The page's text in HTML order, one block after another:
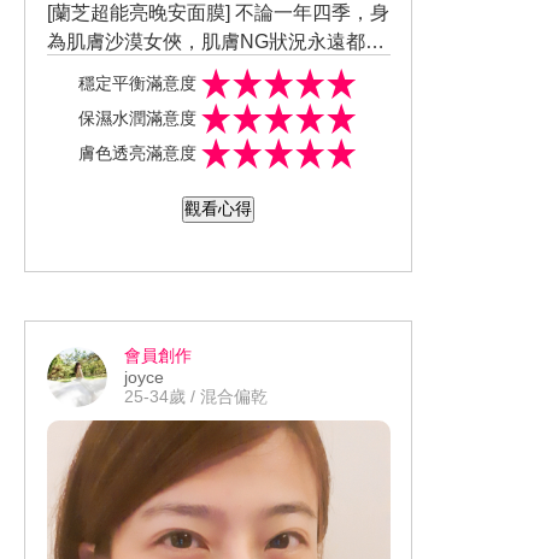
[蘭芝超能亮晚安面膜] 不論一年四季，身
為肌膚沙漠女俠，肌膚NG狀況永遠都是
讓人崩潰的脫皮乾裂起屑，使用產品
後，讓NG肌變OK肌，肌膚狀況輕鬆解
決。 健康肌WIN!「益膚微生態平衡科
技」重起肌膚防禦力。「益膚微生態平
睡眠品質不佳和各種對皮膚健康的有害
的皮膚不穩定狀況，強化肌膚防禦能
吃妝，叫人巴不得想直接打掉重練!每天
晚上均勻推抹全臉，水潤UP!角鯊烷配
方，超保濕鎖水。透亮GET！一覺醒
來，肌膚更透亮。
穩定平衡滿意度
保濕水潤滿意度
膚色透亮滿意度
觀看心得
會員創作
joyce
25-34歲 / 混合偏乾